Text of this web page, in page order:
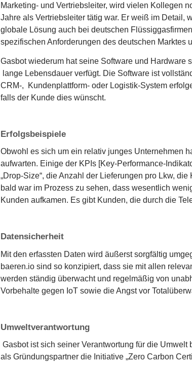
Marketing- und Vertriebsleiter, wird vielen Kollegen
Jahre als Vertriebsleiter tätig war. Er weiß im Detail,
globale Lösung auch bei deutschen
spezifischen Anforderungen des deutschen Marktes
Gasbot wiederum hat seine Software und Hardware
lange Lebensdauer verfügt. Die Software ist
CRM-, Kundenplattform- oder Logistik-System
falls der Kunde dies wünscht.
Erfolgsbeispiele
Obwohl es sich um ein relativ junges Unternehmen
aufwarten. Einige der KPIs [Key-Performance-
„Drop-Size“, die Anzahl der Lieferungen pro Lkw,
bald war im Prozess zu sehen, dass wesentlich
Kunden aufkamen. Es gibt Kunden, die durch die
Datensicherheit
Mit den erfassten Daten wird äußerst sorgfältig
baeren.io sind so konzipiert, dass sie mit allen
werden ständig überwacht und regelmäßig von
Vorbehalte gegen IoT sowie die Angst vor
Umweltverantwortung
Gasbot ist sich seiner Verantwortung für die
als Gründungspartner die Initiative „Zero Carbon